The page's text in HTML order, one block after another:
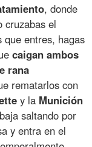
, donde
cruzabas el
que entres, hagas
caigan ambos
rana
rematarlos con
y la Munición
saltando por
y entra en el